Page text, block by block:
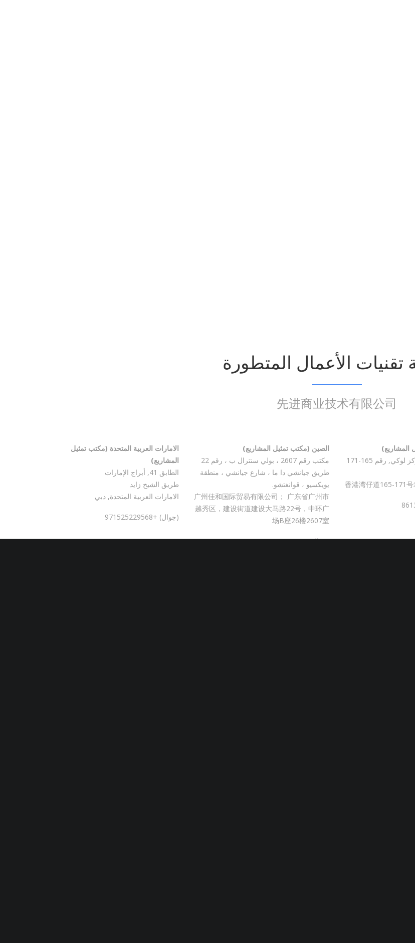
الأعمال المتطورة
先进商业技术有限公司
الامارات العربية المتحدة (مكتب تمثيل
المشاريع)
الطابق 41, أبراج الإمارات
طريق الشيخ زايد
الامارات العربية المتحدة, دبي
(جوال) +971525229568
الصين (مكتب تمثيل المشاريع)
مكتب رقم 2607 ، بولي سنترال ب ، رقم 22
طريق جيانشي دا ما ، شارع جيانشي ، منطقة
يويكسيو ، قوانغتشو.
广州佳和国际贸易有限公司； 广东省广州市
越秀区，建设街道建设大马路22号，中环广
场B座26楼2607室
(جوال) +8618898453818
المشاريع)
مكتب 1512 15ف, مركز لوكي, رقم 165-171
香港湾仔道165-171